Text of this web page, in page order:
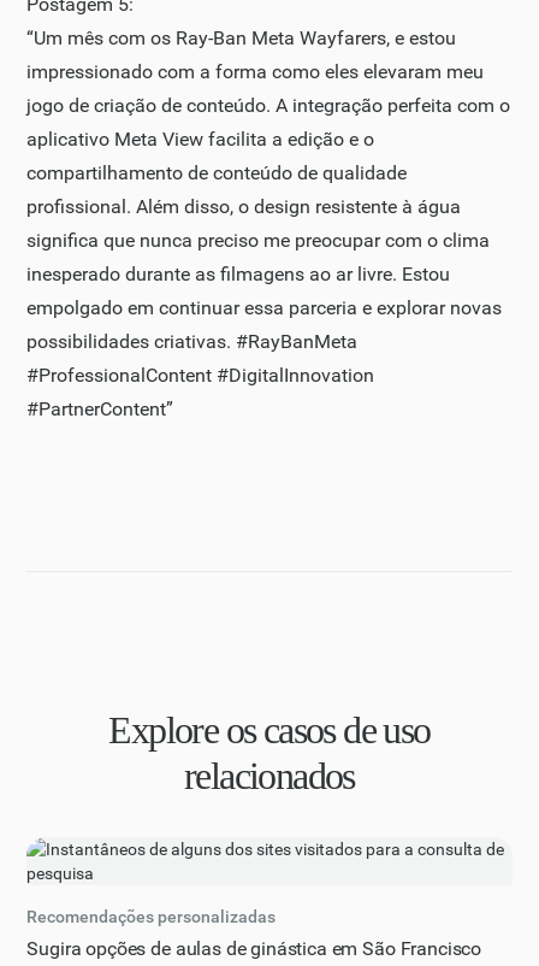
“Um mês com os Ray-Ban Meta Wayfarers, e estou
impressionado com a forma como eles elevaram meu
jogo de criação de conteúdo. A integração perfeita com o
aplicativo Meta View facilita a edição e o
compartilhamento de conteúdo de qualidade
profissional. Além disso, o design resistente à água
significa que nunca preciso me preocupar com o clima
inesperado durante as filmagens ao ar livre. Estou
empolgado em continuar essa parceria e explorar novas
possibilidades criativas. #RayBanMeta
#ProfessionalContent #DigitalInnovation
#PartnerContent”
Explore os casos de uso
relacionados
Recomendações personalizadas
Sugira opções de aulas de ginástica em São Francisco